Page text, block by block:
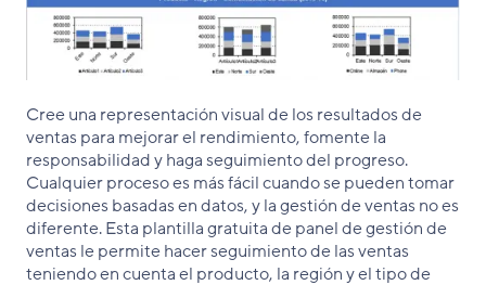
Cree una representación visual de los resultados de
ventas para mejorar el rendimiento, fomente la
responsabilidad y haga seguimiento del progreso.
Cualquier proceso es más fácil cuando se pueden tomar
decisiones basadas en datos, y la gestión de ventas no es
diferente. Esta plantilla gratuita de panel de gestión de
ventas le permite hacer seguimiento de las ventas
teniendo en cuenta el producto, la región y el tipo de